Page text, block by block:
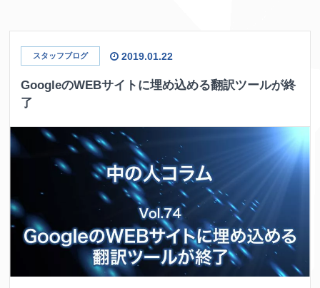
スタッフブログ 2019.01.22
GoogleのWEBサイトに埋め込める翻訳ツールが終
了